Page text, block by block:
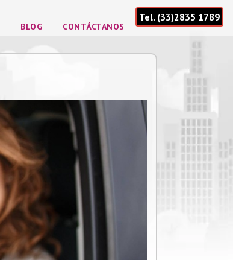
BLOG CONTÁCTANOS
Tel. (33)2835 1789